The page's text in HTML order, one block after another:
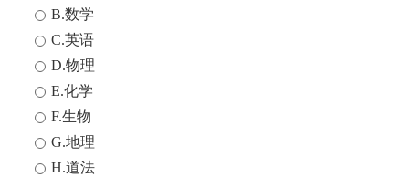
B.数学
C.英语
D.物理
E.化学
F.生物
G.地理
H.道法